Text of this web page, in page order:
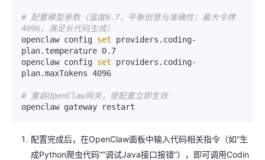
# 配置模型参数（温度0.7，平衡创意与准确性；最大令牌
4096，满足长代码生成）
openclaw config set providers.coding-
plan.temperature 0.7
openclaw config set providers.coding-
plan.maxTokens 4096
# 重启OpenClaw网关，使配置立即生效
配置完成后，在OpenClaw面板中输入代码相关指令（如“生
成Python爬虫代码”“调试Java接口报错”），即可调用Codin